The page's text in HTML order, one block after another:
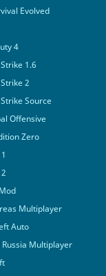
Evolved
4
1.6
2
Source
Offensive
Zero
Multiplayer
Auto
Multiplayer